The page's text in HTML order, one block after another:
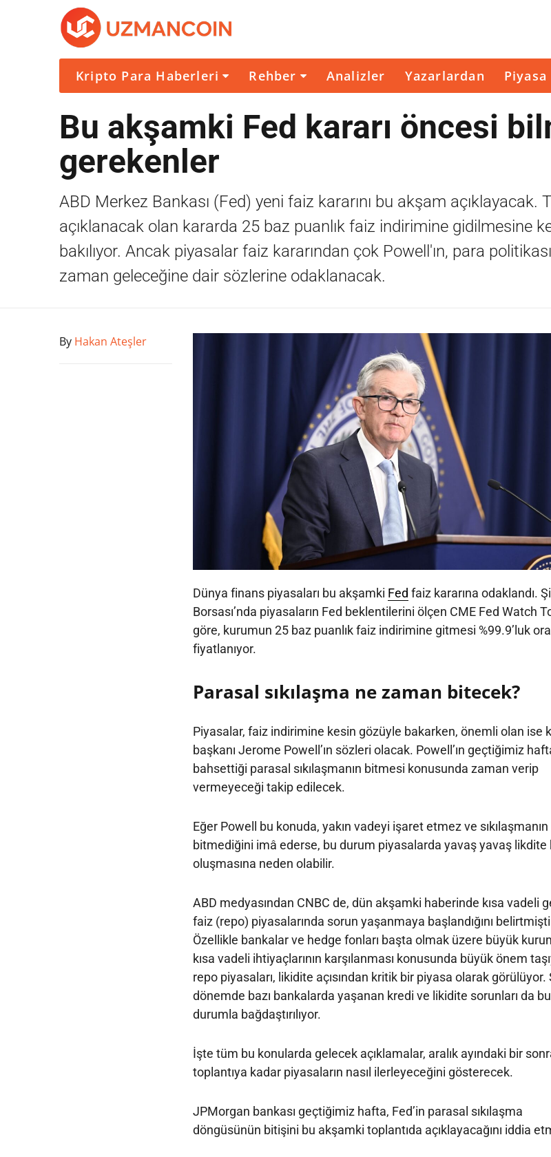
Kripto Para Haberleri Rehber Analizler Yazarlardan Piyasa
Bu akşamki Fed kararı öncesi
gerekenler
ABD Merkez Bankası (Fed) yeni faiz kararını bu akşam açıklayacak.
açıklanacak olan kararda 25 baz puanlık faiz indirimine gidilmesine
bakılıyor. Ancak piyasalar faiz kararından çok Powell'ın, para
zaman geleceğine dair sözlerine odaklanacak.
By Hakan Ateşler
Dünya finans piyasaları bu akşamki Fed faiz kararına odaklandı.
Borsası’nda piyasaların Fed beklentilerini ölçen CME Fed Watch
göre, kurumun 25 baz puanlık faiz indirimine gitmesi %99.9’luk
fiyatlanıyor.
Parasal sıkılaşma ne zaman bitecek?
Piyasalar, faiz indirimine kesin gözüyle bakarken, önemli olan ise
başkanı Jerome Powell’ın sözleri olacak. Powell’ın geçtiğimiz
bahsettiği parasal sıkılaşmanın bitmesi konusunda zaman verip
vermeyeceği takip edilecek.
Eğer Powell bu konuda, yakın vadeyi işaret etmez ve
bitmediğini imâ ederse, bu durum piyasalarda yavaş yavaş likdite
oluşmasına neden olabilir.
ABD medyasından CNBC de, dün akşamki haberinde kısa vadeli
faiz (repo) piyasalarında sorun yaşanmaya başlandığını
Özellikle bankalar ve hedge fonları başta olmak üzere büyük
kısa vadeli ihtiyaçlarının karşılanması konusunda büyük önem
repo piyasaları, likidite açısından kritik bir piyasa olarak görülüyor.
dönemde bazı bankalarda yaşanan kredi ve likidite sorunları da bu
durumla bağdaştırılıyor.
İşte tüm bu konularda gelecek açıklamalar, aralık ayındaki bir
toplantıya kadar piyasaların nasıl ilerleyeceğini gösterecek.
JPMorgan bankası geçtiğimiz hafta, Fed’in parasal sıkılaşma
döngüsünün bitişini bu akşamki toplantıda açıklayacağını iddia